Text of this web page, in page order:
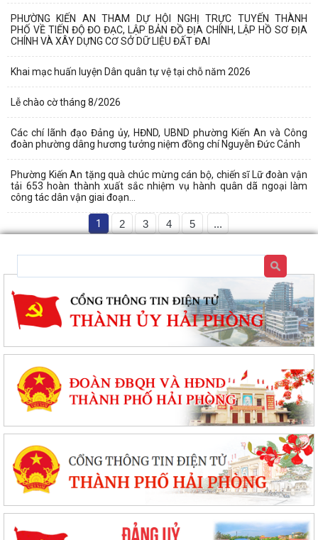
PHƯỜNG KIẾN AN THAM DỰ HỘI NGHỊ TRỰC TUYẾN THÀNH
PHỐ VỀ TIẾN ĐỘ ĐO ĐẠC, LẬP BẢN ĐỒ ĐỊA CHÍNH, LẬP HỒ SƠ ĐỊA
CHÍNH VÀ XÂY DỰNG CƠ SỞ DỮ LIỆU ĐẤT ĐAI
Khai mạc huấn luyện Dân quân tự vệ tại chỗ năm 2026
Lễ chào cờ tháng 8/2026
Các chí lãnh đạo Đảng ủy, HĐND, UBND phường Kiến An và Công
đoàn phường dâng hương tưởng niệm đồng chí Nguyễn Đức Cảnh
Phường Kiến An tặng quà chúc mừng cán bộ, chiến sĩ Lữ đoàn vận
tải 653 hoàn thành xuất sắc nhiệm vụ hành quân dã ngoại làm
công tác dân vận giai đoạn...
1 2 3 4 5 ...